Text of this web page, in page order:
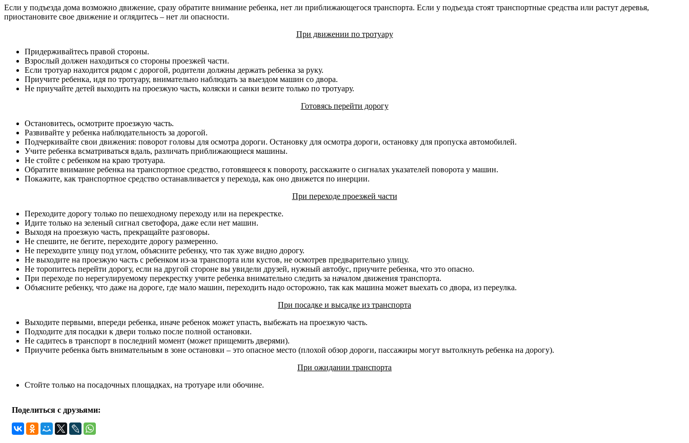
Если у подъезда дома возможно движение, сразу обратите внимание ребенка, нет ли приближающегося транспорта. Если у подъезда стоят транспортные средства или растут деревья,
приостановите свое движение и оглядитесь – нет ли опасности.
При движении по тротуару
Придерживайтесь правой стороны.
Взрослый должен находиться со стороны проезжей части.
Если тротуар находится рядом с дорогой, родители должны держать ребенка за руку.
Приучите ребенка, идя по тротуару, внимательно наблюдать за выездом машин со двора.
Не приучайте детей выходить на проезжую часть, коляски и санки везите только по тротуару.
Готовясь перейти дорогу
Остановитесь, осмотрите проезжую часть.
Развивайте у ребенка наблюдательность за дорогой.
Подчеркивайте свои движения: поворот головы для осмотра дороги. Остановку для осмотра дороги, остановку для пропуска автомобилей.
Учите ребенка всматриваться вдаль, различать приближающиеся машины.
Не стойте с ребенком на краю тротуара.
Обратите внимание ребенка на транспортное средство, готовящееся к повороту, расскажите о сигналах указателей поворота у машин.
Покажите, как транспортное средство останавливается у перехода, как оно движется по инерции.
При переходе проезжей части
Переходите дорогу только по пешеходному переходу или на перекрестке.
Идите только на зеленый сигнал светофора, даже если нет машин.
Выходя на проезжую часть, прекращайте разговоры.
Не спешите, не бегите, переходите дорогу размеренно.
Не переходите улицу под углом, объясните ребенку, что так хуже видно дорогу.
Не выходите на проезжую часть с ребенком из-за транспорта или кустов, не осмотрев предварительно улицу.
Не торопитесь перейти дорогу, если на другой стороне вы увидели друзей, нужный автобус, приучите ребенка, что это опасно.
При переходе по нерегулируемому перекрестку учите ребенка внимательно следить за началом движения транспорта.
Объясните ребенку, что даже на дороге, где мало машин, переходить надо осторожно, так как машина может выехать со двора, из переулка.
При посадке и высадке из транспорта
Выходите первыми, впереди ребенка, иначе ребенок может упасть, выбежать на проезжую часть.
Подходите для посадки к двери только после полной остановки.
Не садитесь в транспорт в последний момент (может прищемить дверями).
Приучите ребенка быть внимательным в зоне остановки – это опасное место (плохой обзор дороги, пассажиры могут вытолкнуть ребенка на дорогу).
При ожидании транспорта
Стойте только на посадочных площадках, на тротуаре или обочине.
Поделиться с друзьями: